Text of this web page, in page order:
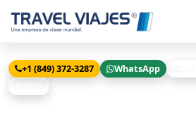
+1 (849) 372-3287 WhatsApp